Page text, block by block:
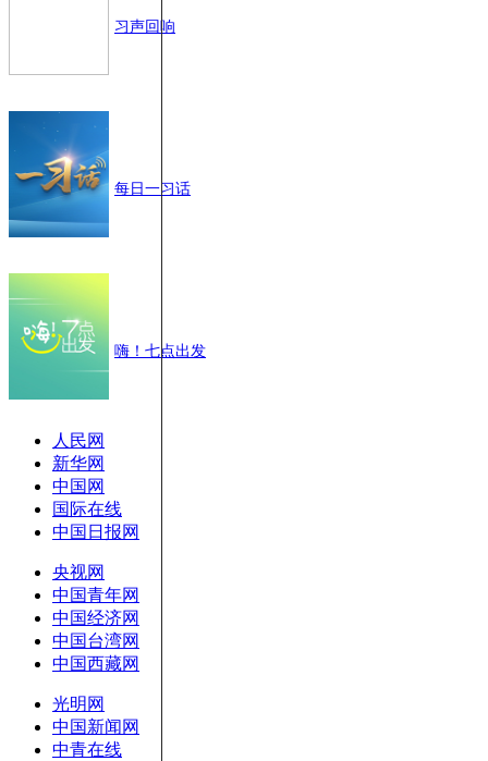
习声回响
每日一习话
嗨！七点出发
人民网
新华网
中国网
国际在线
中国日报网
央视网
中国青年网
中国经济网
中国台湾网
中国西藏网
光明网
中国新闻网
中青在线